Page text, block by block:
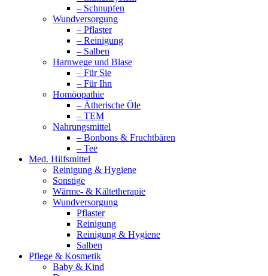
– Schnupfen
Wundversorgung
– Pflaster
– Reinigung
– Salben
Harnwege und Blase
– Für Sie
– Für Ihn
Homöopathie
– Ätherische Öle
– TEM
Nahrungsmittel
– Bonbons & Fruchtbären
– Tee
Med. Hilfsmittel
Reinigung & Hygiene
Sonstige
Wärme- & Kältetherapie
Wundversorgung
Pflaster
Reinigung
Reinigung & Hygiene
Salben
Pflege & Kosmetik
Baby & Kind